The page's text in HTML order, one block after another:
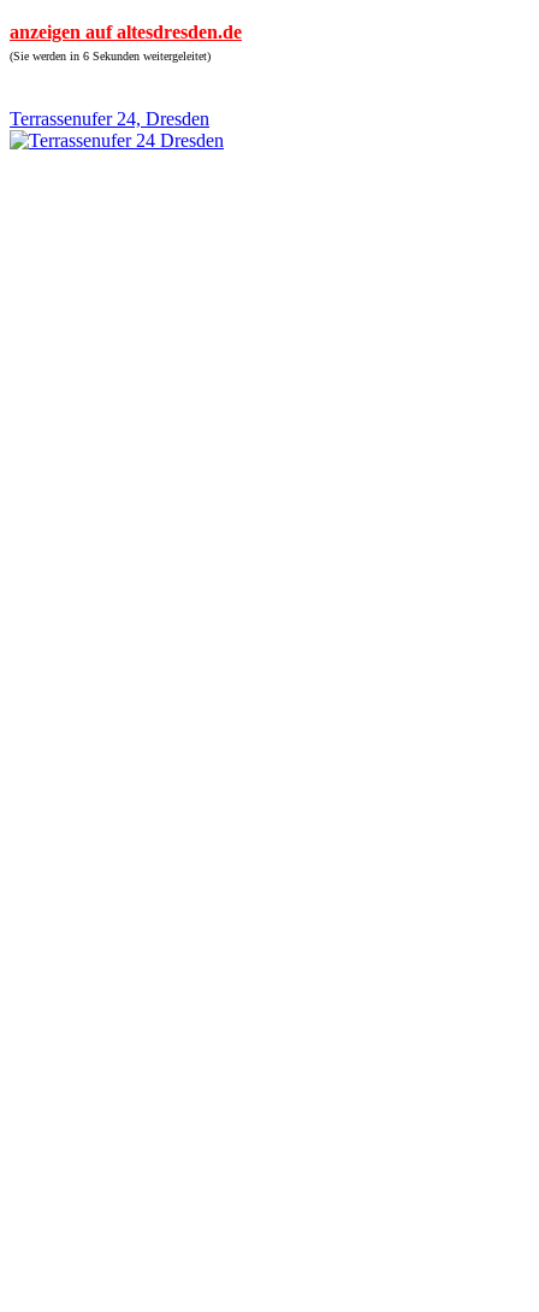
anzeigen auf altesdresden.de
(Sie werden in 6 Sekunden weitergeleitet)
Terrassenufer 24, Dresden